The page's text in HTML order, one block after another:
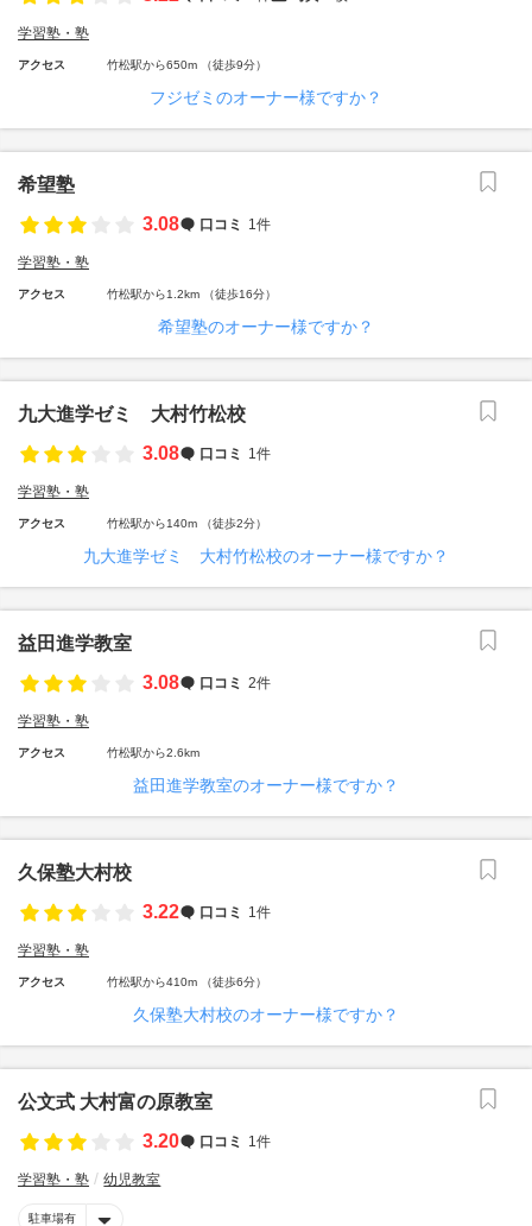
学習塾・塾
アクセス 竹松駅から650m （徒歩9分）
フジゼミのオーナー様ですか？
希望塾
3.08
口コミ 1件
学習塾・塾
アクセス 竹松駅から1.2km （徒歩16分）
希望塾のオーナー様ですか？
九大進学ゼミ 大村竹松校
3.08
口コミ 1件
学習塾・塾
アクセス 竹松駅から140m （徒歩2分）
九大進学ゼミ 大村竹松校のオーナー様ですか？
益田進学教室
3.08
口コミ 2件
学習塾・塾
アクセス 竹松駅から2.6km
益田進学教室のオーナー様ですか？
久保塾大村校
3.22
口コミ 1件
学習塾・塾
アクセス 竹松駅から410m （徒歩6分）
久保塾大村校のオーナー様ですか？
公文式 大村富の原教室
3.20
口コミ 1件
学習塾・塾 幼児教室
駐車場有